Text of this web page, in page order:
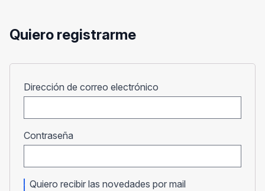
Quiero registrarme
Dirección de correo electrónico
Contraseña
Quiero recibir las novedades por mail